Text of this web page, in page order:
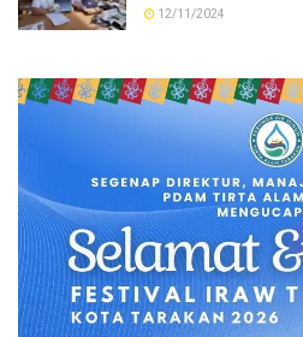
12/11/2024